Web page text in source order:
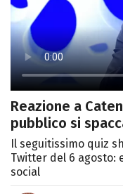
Reazione a
pubblico si
Il seguitissimo quiz
Twitter del 6 agosto:
social